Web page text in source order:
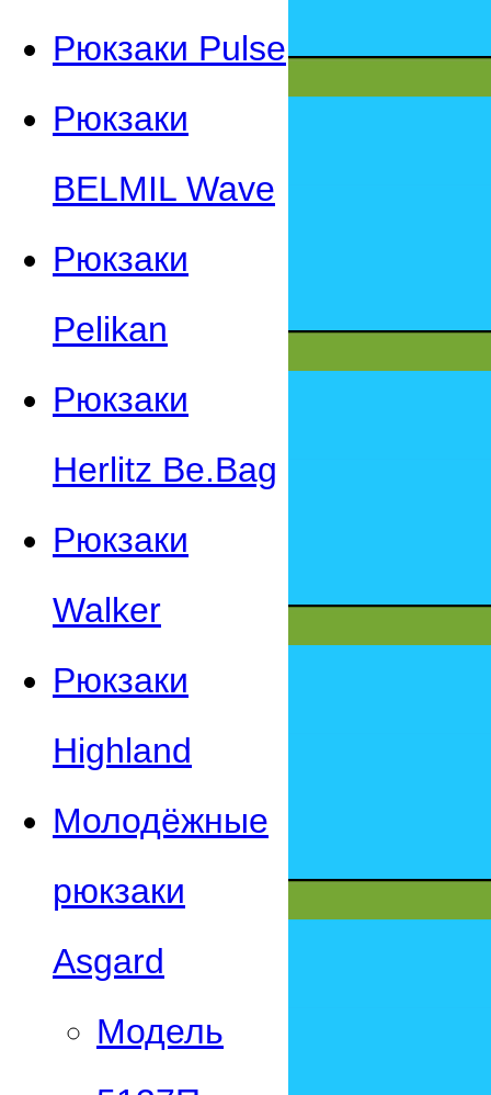
Рюкзаки Pulse
Рюкзаки
BELMIL Wave
Рюкзаки
Pelikan
Рюкзаки
Herlitz Be.Bag
Рюкзаки
Walker
Рюкзаки
Highland
Молодёжные
рюкзаки
Asgard
Модель